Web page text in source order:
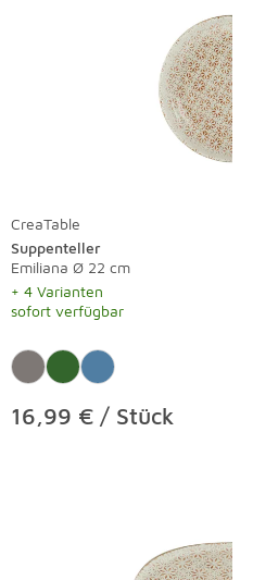
CreaTable
Suppenteller
Emiliana Ø 22 cm
+ 4 Varianten
sofort verfügbar
16,99 € / Stück